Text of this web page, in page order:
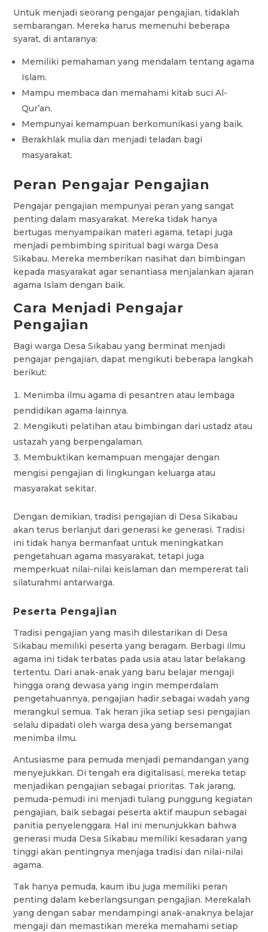
Untuk menjadi seorang pengajar pengajian, tidaklah
sembarangan. Mereka harus memenuhi beberapa
syarat, di antaranya:
Memiliki pemahaman yang mendalam tentang agama
Islam.
Mampu membaca dan memahami kitab suci Al-
Qur’an.
Mempunyai kemampuan berkomunikasi yang baik.
Berakhlak mulia dan menjadi teladan bagi
masyarakat.
Peran Pengajar Pengajian
Pengajar pengajian mempunyai peran yang sangat
penting dalam masyarakat. Mereka tidak hanya
bertugas menyampaikan materi agama, tetapi juga
menjadi pembimbing spiritual bagi warga Desa
Sikabau. Mereka memberikan nasihat dan bimbingan
kepada masyarakat agar senantiasa menjalankan ajaran
agama Islam dengan baik.
Cara Menjadi Pengajar
Pengajian
Bagi warga Desa Sikabau yang berminat menjadi
pengajar pengajian, dapat mengikuti beberapa langkah
berikut:
Menimba ilmu agama di pesantren atau lembaga
pendidikan agama lainnya.
Mengikuti pelatihan atau bimbingan dari ustadz atau
ustazah yang berpengalaman.
Membuktikan kemampuan mengajar dengan
mengisi pengajian di lingkungan keluarga atau
masyarakat sekitar.
Dengan demikian, tradisi pengajian di Desa Sikabau
akan terus berlanjut dari generasi ke generasi. Tradisi
ini tidak hanya bermanfaat untuk meningkatkan
pengetahuan agama masyarakat, tetapi juga
memperkuat nilai-nilai keislaman dan mempererat tali
silaturahmi antarwarga.
Peserta Pengajian
Tradisi pengajian yang masih dilestarikan di Desa
Sikabau memiliki peserta yang beragam. Berbagi ilmu
agama ini tidak terbatas pada usia atau latar belakang
tertentu. Dari anak-anak yang baru belajar mengaji
hingga orang dewasa yang ingin memperdalam
pengetahuannya, pengajian hadir sebagai wadah yang
merangkul semua. Tak heran jika setiap sesi pengajian
selalu dipadati oleh warga desa yang bersemangat
menimba ilmu.
Antusiasme para pemuda menjadi pemandangan yang
menyejukkan. Di tengah era digitalisasi, mereka tetap
menjadikan pengajian sebagai prioritas. Tak jarang,
pemuda-pemudi ini menjadi tulang punggung kegiatan
pengajian, baik sebagai peserta aktif maupun sebagai
panitia penyelenggara. Hal ini menunjukkan bahwa
generasi muda Desa Sikabau memiliki kesadaran yang
tinggi akan pentingnya menjaga tradisi dan nilai-nilai
agama.
Tak hanya pemuda, kaum ibu juga memiliki peran
penting dalam keberlangsungan pengajian. Merekalah
yang dengan sabar mendampingi anak-anaknya belajar
mengaji dan memastikan mereka memahami setiap